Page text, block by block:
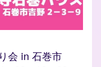
会 in 石巻市